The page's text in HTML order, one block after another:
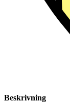
Beskrivning